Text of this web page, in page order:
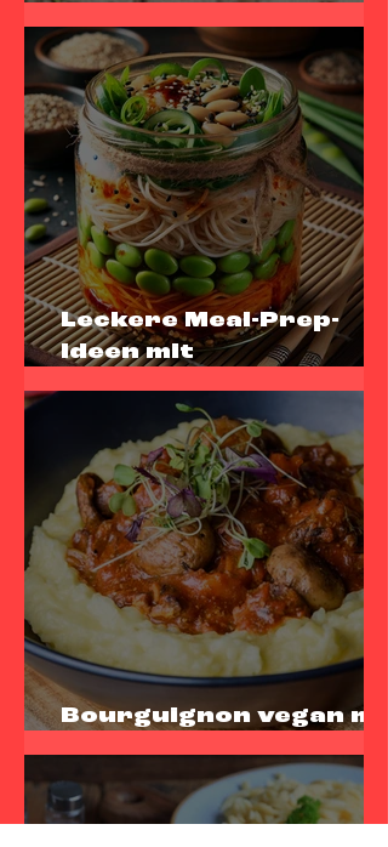
Leckere Meal-Prep-
Ideen mit
Bourguignon vegan mit